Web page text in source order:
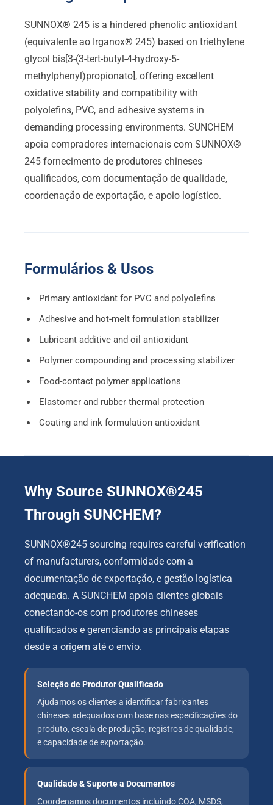
SUNNOX® 245 is a hindered phenolic antioxidant
(equivalente ao Irganox® 245) based on triethylene
glycol bis[3-(3-tert-butyl-4-hydroxy-5-
methylphenyl )propionato], offering excellent
oxidative stability and compatibility with
polyolefins, PVC, and adhesive systems in
demanding processing environments. SUNCHEM
apoia compradores internacionais com SUNNOX®
245 fornecimento de produtores chineses
qualificados, com documentação de qualidade,
coordenação de exportação, e apoio logístico.
Formulários & Usos
Primary antioxidant for PVC and polyolefins
Adhesive and hot-melt formulation stabilizer
Lubricant additive and oil antioxidant
Polymer compounding and processing stabilizer
Food-contact polymer applications
Elastomer and rubber thermal protection
Coating and ink formulation antioxidant
Why Source SUNNOX®245
Through SUNCHEM?
SUNNOX®245 sourcing requires careful verification
of manufacturers, conformidade com a
documentação de exportação, e gestão logística
adequada. A SUNCHEM apoia clientes globais
conectando-os com produtores chineses
qualificados e gerenciando as principais etapas
desde a origem até o envio.
Seleção de Produtor Qualificado
Ajudamos os clientes a identificar fabricantes
chineses adequados com base nas especificações do
produto, escala de produção, registros de qualidade,
e capacidade de exportação.
Qualidade & Suporte a Documentos
Coordenamos documentos incluindo COA, MSDS,